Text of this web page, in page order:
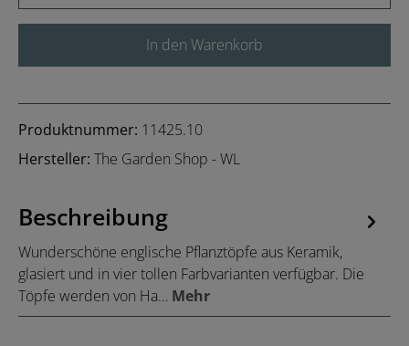
In den Warenkorb
Produktnummer: 11425.10
Hersteller: The Garden Shop - WL
Beschreibung
Wunderschöne englische Pflanztöpfe aus Keramik,
glasiert und in vier tollen Farbvarianten verfügbar. Die
Töpfe werden von Ha… Mehr